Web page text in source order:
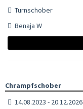
Turnschober
Benaja W
Chrampfschober
14.08.2023 - 20.12.2026